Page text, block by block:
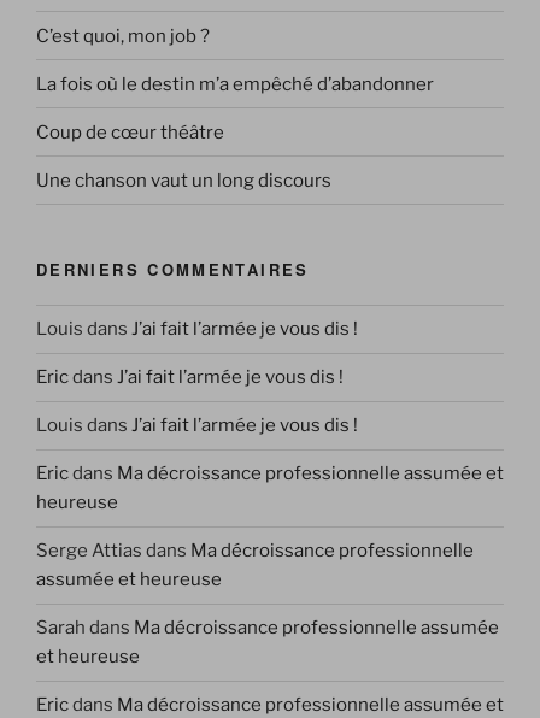
C’est quoi, mon job ?
La fois où le destin m’a empêché d’abandonner
Coup de cœur théâtre
Une chanson vaut un long discours
DERNIERS COMMENTAIRES
Louis dans J’ai fait l’armée je vous dis !
Ericdans J’ai fait l’armée je vous dis !
Louis dans J’ai fait l’armée je vous dis !
Ericdans Ma décroissance professionnelle assumée et
heureuse
Serge Attias dans Ma décroissance professionnelle
assumée et heureuse
Sarah dans Ma décroissance professionnelle assumée
et heureuse
Ericdans Ma décroissance professionnelle assumée et